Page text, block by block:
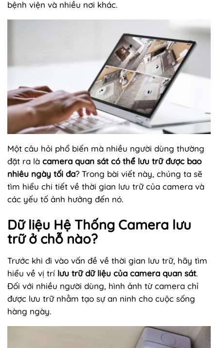
bệnh viện và nhiều nơi khác.
Một câu hỏi phổ biến mà nhiều người dùng thường
đặt ra là camera quan sát có thể lưu trữ được bao
nhiêu ngày tối đa? Trong bài viết này, chúng ta sẽ
tìm hiểu chi tiết về thời gian lưu trữ của camera và
các yếu tố ảnh hưởng đến nó.
Dữ liệu Hệ Thống Camera lưu
trữ ở chỗ nào?
Trước khi đi vào vấn đề về thời gian lưu trữ, hãy tìm
hiểu về vị trí lưu trữ dữ liệu của camera quan sát.
Đối với nhiều người dùng, hình ảnh từ camera chỉ
được lưu trữ nhằm tạo sự an ninh cho cuộc sống
hàng ngày.